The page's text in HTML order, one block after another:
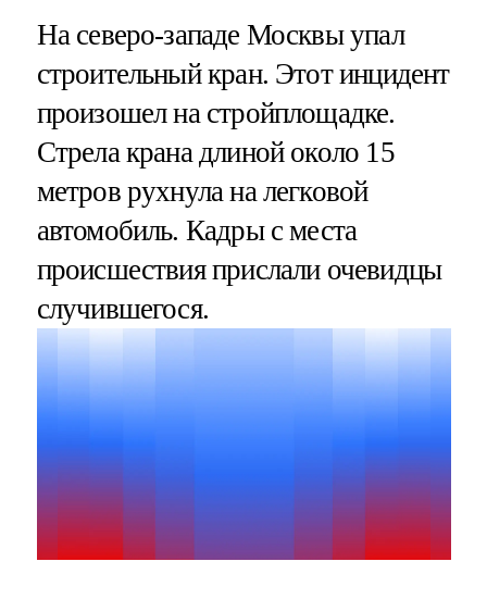
На северо-западе Москвы упал
строительный кран. Этот инцидент
произошел на стройплощадке.
Стрела крана длиной около 15
метров рухнула на легковой
автомобиль. Кадры с места
происшествия прислали очевидцы
случившегося.